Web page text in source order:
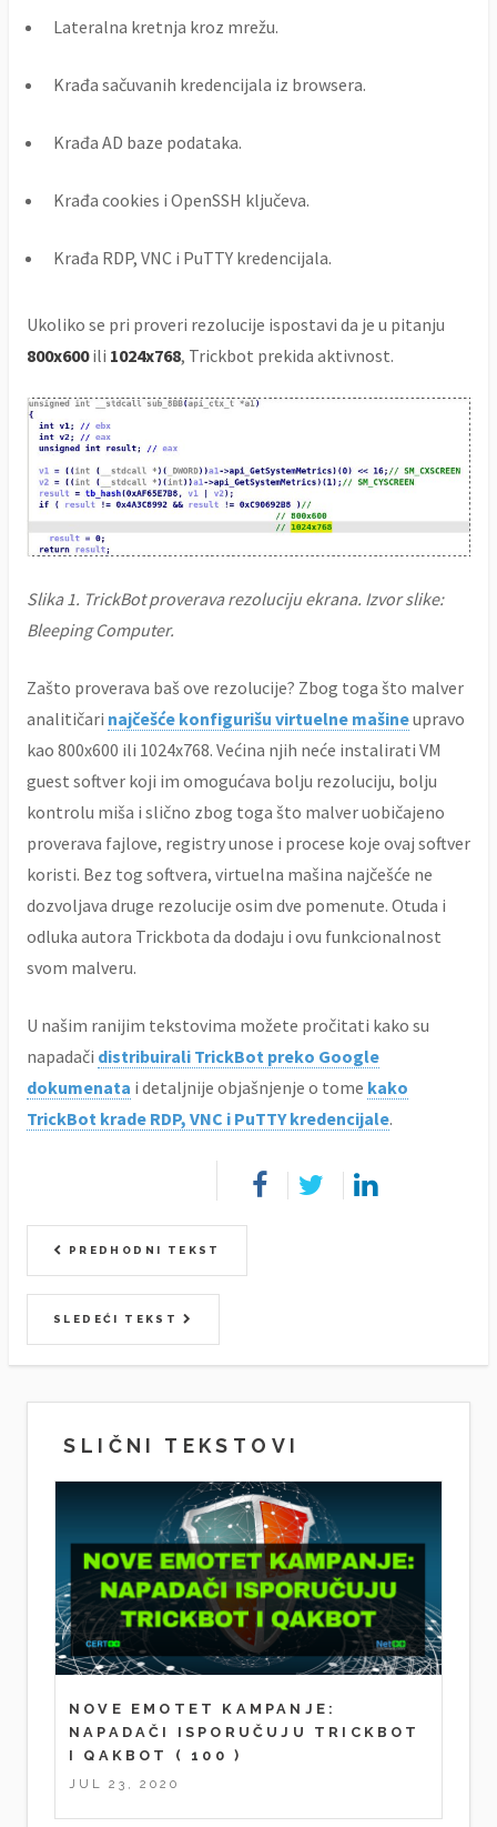
Lateralna kretnja kroz mrežu.
Krađa sačuvanih kredencijala iz browsera.
Krađa AD baze podataka.
Krađa cookies i OpenSSH ključeva.
Krađa RDP, VNC i PuTTY kredencijala.
Ukoliko se pri proveri rezolucije ispostavi da je u pitanju
800x600ili 1024x768, Trickbot prekida aktivnost.
Slika 1. TrickBot proverava rezoluciju ekrana. Izvor slike:
Bleeping Computer.
Zašto proverava baš ove rezolucije? Zbog toga što malver
analitičari najčešće konfigurišu virtuelne mašineupravo
kao 800x600 ili 1024x768. Većina njih neće instalirati VM
guest softver koji im omogućava bolju rezoluciju, bolju
kontrolu miša i slično zbog toga što malver uobičajeno
proverava fajlove, registry unose i procese koje ovaj softver
koristi. Bez tog softvera, virtuelna mašina najčešće ne
dozvoljava druge rezolucije osim dve pomenute. Otuda i
odluka autora Trickbota da dodaju i ovu funkcionalnost
svom malveru.
U našim ranijim tekstovima možete pročitati kako su
napadači distribuirali TrickBot preko Google
dokumenata i detaljnije objašnjenje o tome kako
TrickBot krade RDP, VNC i PuTTY kredencijale.
PREDHODNI TEKST
SLEDEĆI TEKST
SLIČNI TEKSTOVI
NOVE EMOTET KAMPANJE:
NAPADAČI ISPORUČUJU TRICKBOT
I QAKBOT
( 100 )
JUL 23, 2020